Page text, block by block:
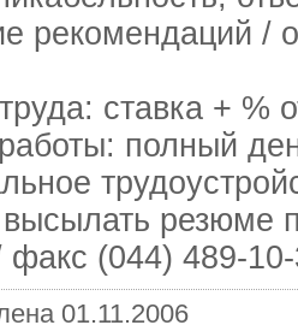
/
ставка + %
полный
резюме по
(044) 489-10-
01.11.2006